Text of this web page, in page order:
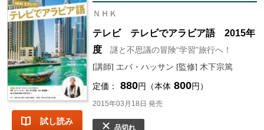
試し読み
ＮＨＫ
テレビ テレビでアラビア語 2015年
度
謎と不思議の冒険“学習”旅行へ！
[講師] エバ・ハッサン [監修] 木下宗篤
定価： 880円（本体 800円）
2015年03月18日 発売
品切れ